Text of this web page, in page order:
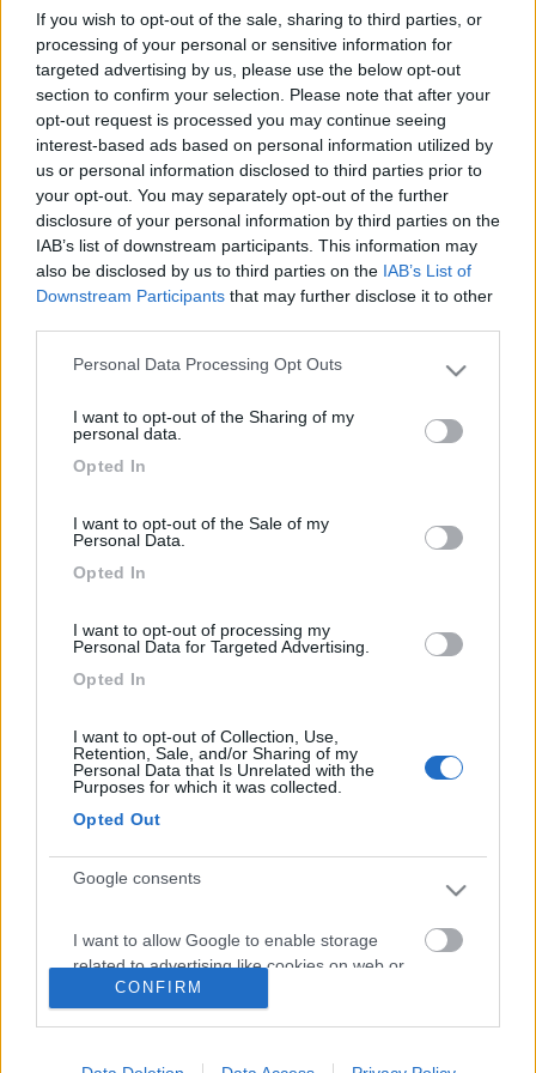
If you wish to opt-out of the sale, sharing to third parties, or
processing of your personal or sensitive information for
targeted advertising by us, please use the below opt-out
section to confirm your selection. Please note that after your
opt-out request is processed you may continue seeing
interest-based ads based on personal information utilized by
us or personal information disclosed to third parties prior to
your opt-out. You may separately opt-out of the further
disclosure of your personal information by third parties on the
IAB’s list of downstream participants. This information may
also be disclosed by us to third parties on the IAB’s List of
Downstream Participants that may further disclose it to other
Please note that this website/app uses one or more Google
not limited to your visit or usage behaviour. You may click to
use your data for below specified purposes in below Google
Personal Data Processing Opt Outs
I want to opt-out of the Sharing of my
personal data.
Opted In
I want to opt-out of the Sale of my
Personal Data.
Opted In
I want to opt-out of processing my
Personal Data for Targeted Advertising.
Opted In
I want to opt-out of Collection, Use,
Retention, Sale, and/or Sharing of my
Personal Data that Is Unrelated with the
Purposes for which it was collected.
Opted Out
Google consents
I want to allow Google to enable storage
related to advertising like cookies on web or
device identifiers in apps.
CONFIRM
l'avvocato. Conclusione (mi pare già di averne parlato in
passato): su 100 assicurati quanti saranno i "furbi", forse 10.
Ebbene, secondo me, alle assicurazioni fa molto comodo che ci
siano i "furbi", e mi spiego: più danni pagano, più aumenti si
sentiranno autorizzati a chiedere a noi "polli". Ma gli aumenti
che applicano ogni anno li paghiamo tutti e non solo i "furbi". Io
appartengo alla classe 1^ super, ma ogni anno che passa pago
sempre di più nonostante il massimo sconto di cui beneficio. Un
caro saluto a tutti, Antonio.
SilvioTS
l'obiettivo preposto dalle compagnie assicuratrici. Fer la frutta e
pensono loro stessi. Silvio
ri&ro
Inserito il07/03/2006 alle:19:31:03
Sul fatto che le assicurazioni ci marcino siamo tutti d'accordo
ma come fa un danno da 600 euro a salire a 5000.....?????
dumitoOLD
...evidentemente la prima stima era approssimativa. Ad un
esame più accurato, o dopo riparazione, la spesa ha raggiumto
"quella" cifra. Io, quando mi è capitato di far effettuare una
dovuto aggiungere molto di più perchè il danno era stato
"sottostimato". Ciao. Elio Vita.
Argomenti recenti
ACCESSORI